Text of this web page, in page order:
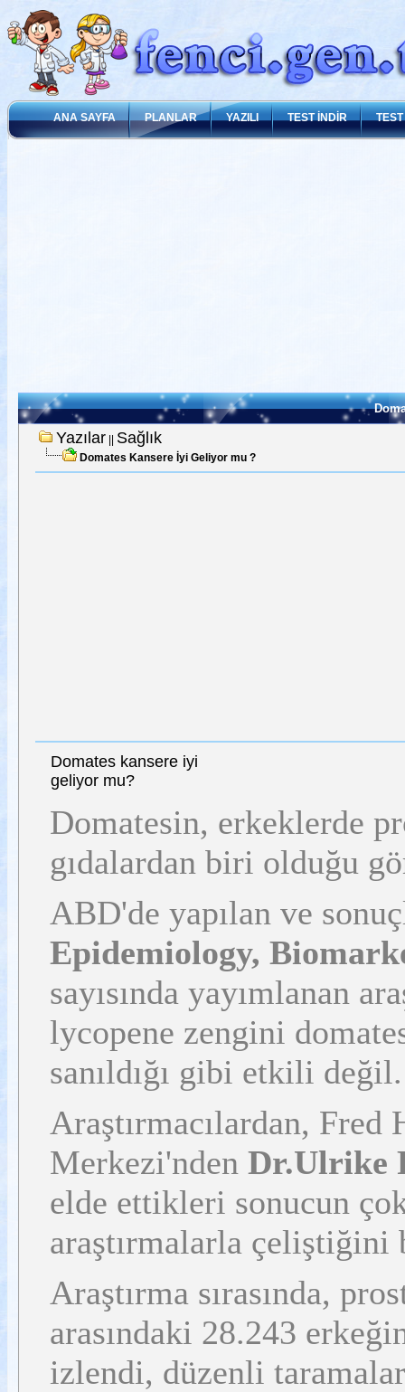
ANA SAYFA PLANLAR YAZILI TEST İNDİR
Yazılar|| Sağlık
Domates Kansere İyi Geliyor mu ?
Domates kansere iyi
geliyor mu?
Domatesin, erkeklerde
gıdalardan biri olduğu
ABD'de yapılan ve
Epidemiology,
sayısında yayımlanan
lycopene zengini
sanıldığı gibi etkili değil.
Araştırmacılardan, Fred
Merkezi'nden Dr.Ulrike
elde ettikleri sonucun
araştırmalarla
Araştırma sırasında,
arasındaki 28.243
izlendi, düzenli